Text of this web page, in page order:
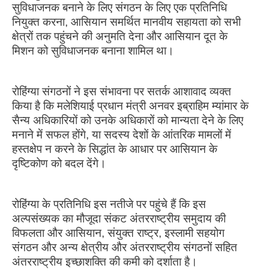
सुविधाजनक बनाने के लिए संगठन के लिए एक प्रतिनिधि
नियुक्त करना, आसियान समर्थित मानवीय सहायता को सभी
क्षेत्रों तक पहुंचने की अनुमति देना और आसियान दूत के
मिशन को सुविधाजनक बनाना शामिल था।
रोहिंग्या संगठनों ने इस संभावना पर सतर्क आशावाद व्यक्त
किया है कि मलेशियाई प्रधान मंत्री अनवर इब्राहिम म्यांमार के
सैन्य अधिकारियों को उनके अधिकारों को मान्यता देने के लिए
मनाने में सफल होंगे, या सदस्य देशों के आंतरिक मामलों में
हस्तक्षेप न करने के सिद्धांत के आधार पर आसियान के
दृष्टिकोण को बदल देंगे।
रोहिंग्या के प्रतिनिधि इस नतीजे पर पहुंचे हैं कि इस
अल्पसंख्यक का मौजूदा संकट अंतरराष्ट्रीय समुदाय की
विफलता और आसियान, संयुक्त राष्ट्र, इस्लामी सहयोग
संगठन और अन्य क्षेत्रीय और अंतरराष्ट्रीय संगठनों सहित
अंतरराष्ट्रीय इच्छाशक्ति की कमी को दर्शाता है।